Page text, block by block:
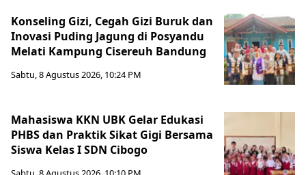
Konseling Gizi, Cegah Gizi Buruk dan
Inovasi Puding Jagung di Posyandu
Melati Kampung Cisereuh Bandung
Sabtu, 8 Agustus 2026, 10:24 PM
Mahasiswa KKN UBK Gelar Edukasi
PHBS dan Praktik Sikat Gigi Bersama
Siswa Kelas I SDN Cibogo